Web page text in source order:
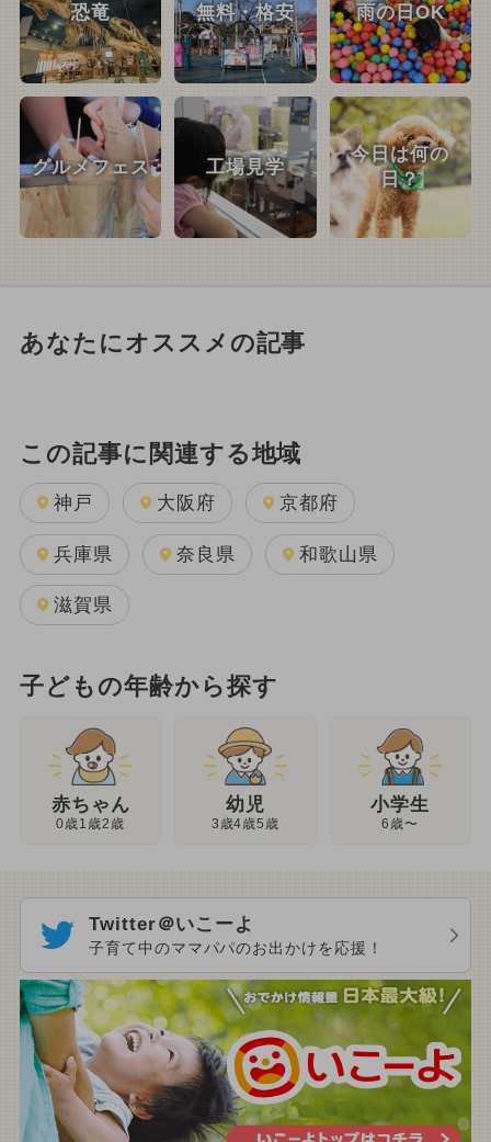
恐竜 無料・格安 雨の日OK
グルメフェス 工場見学
今日は何の
日？
あなたにオススメの記事
この記事に関連する地域
神戸 大阪府 京都府
兵庫県 奈良県 和歌山県
滋賀県
子どもの年齢から探す
赤ちゃん
0歳1歳2歳
幼児
3歳4歳5歳
小学生
6歳〜
Twitter＠いこーよ
子育て中のママパパのお出かけを応援！